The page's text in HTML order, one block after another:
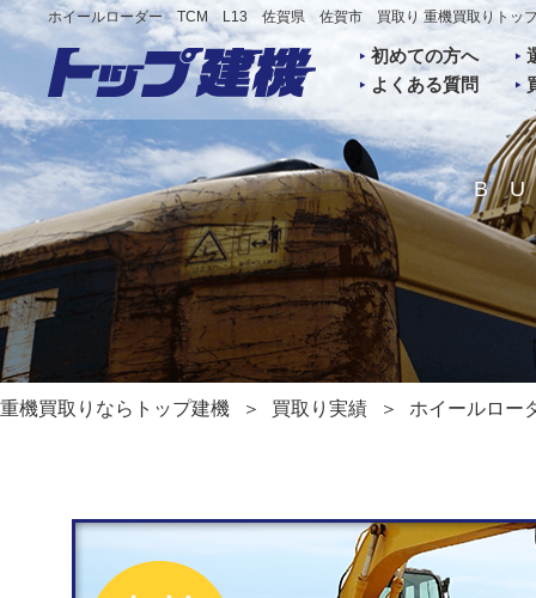
ホイールローダー TCM L13 佐賀県 佐賀市 買取り 重機買取りトッ
初めての方へ
よくある質問
重機買取りならトップ建機 買取り実績 ホイールロ